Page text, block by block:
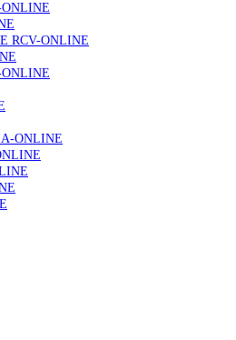
utentes podem ficar sem médico de
regras do registo, alerta associação
rastreio do cancro do pulmão são
um investimento
sistemas de saúde”
cada dez doentes com enfarte
elevados de Lp(a), revela estudo
RCV-ONLINE
ONLINE